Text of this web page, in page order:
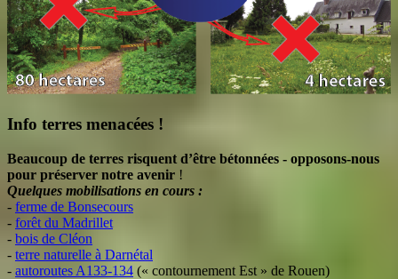
Info terres menacées !
Beaucoup de terres risquent d’être bétonnées - opposons-nous
pour préserver notre avenir !
Quelques mobilisations en cours :
- ferme de Bonsecours
- forêt du Madrillet
- bois de Cléon
- terre naturelle à Darnétal
- autoroutes A133-134 (« contournement Est » de Rouen)